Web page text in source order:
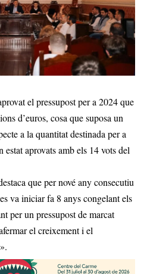
el pressupost per a 2024 que
d’euros, cosa que suposa un
a la quantitat destinada per a
estat aprovats amb els 14 vots del
que per nové any consecutiu
va iniciar fa 8 anys congelant els
per un pressupost de marcat
el creixement i el